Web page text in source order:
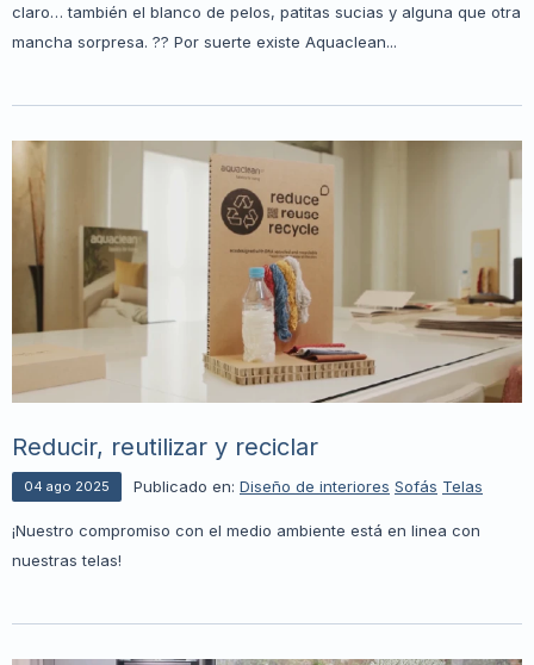
claro… también el blanco de pelos, patitas sucias y alguna que otra
mancha sorpresa. ?? Por suerte existe Aquaclean...
Reducir, reutilizar y reciclar
04 ago 2025 Publicado en: Diseño de interiores Sofás Telas
¡Nuestro compromiso con el medio ambiente está en linea con
nuestras telas!